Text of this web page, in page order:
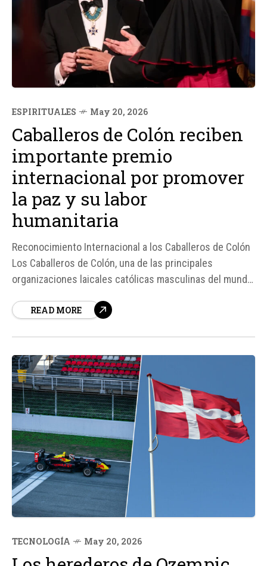
ESPIRITUALES May 20, 2026
Caballeros de Colón reciben
importante premio
internacional por promover
la paz y su labor
humanitaria
Reconocimiento Internacional a los Caballeros de Colón
Los Caballeros de Colón, una de las principales
organizaciones laicales católicas masculinas del mundo,
por la Path to Peace Foundation. Este premio
READ MORE
TECNOLOGÍA May 20, 2026